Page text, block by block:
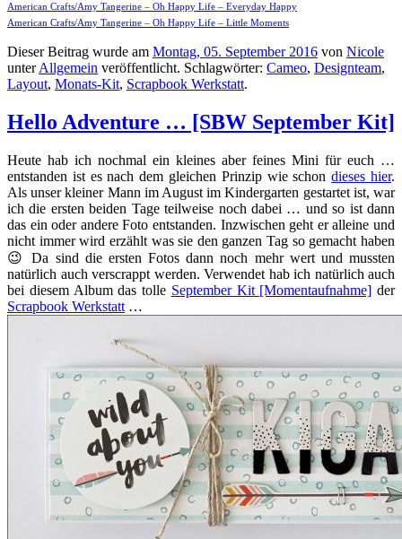
American Crafts/Amy Tangerine – Oh Happy Life – Everyday Happy
American Crafts/Amy Tangerine – Oh Happy Life – Little Moments
Dieser Beitrag wurde am Montag, 05. September 2016 von Nicole
unterAllgemein veröffentlicht. Schlagwörter: Cameo, Designteam,
Layout, Monats-Kit, Scrapbook Werkstatt.
Hello Adventure … [SBW September Kit]
Heute hab ich nochmal ein kleines aber feines Mini für euch …
entstanden ist es nach dem gleichen Prinzip wie schondieses hier.
Als unser kleiner Mann im August im Kindergarten gestartet ist, war
ich die ersten beiden Tage teilweise noch dabei … und so ist dann
das ein oder andere Foto entstanden. Inzwischen geht er alleine und
nicht immer wird erzählt was sie den ganzen Tag so gemacht haben
😉 Da sind die ersten Fotos dann noch mehr wert und mussten
natürlich auch verscrappt werden. Verwendet hab ich natürlich auch
bei diesem Album das tolle September Kit [Momentaufnahme] der
Scrapbook Werkstatt …